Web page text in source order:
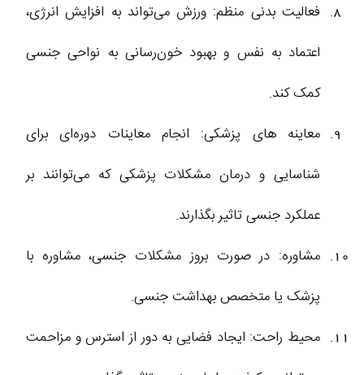
فعالیت بدنی منظم: ورزش می‌تواند به افزایش انرژی،
اعتماد به نفس و بهبود خون‌رسانی به نواحی جنسی
کمک کند.
معاینه‌ های پزشکی: انجام معاینات دوره‌ای برای
شناسایی و درمان مشکلات پزشکی که می‌توانند بر
عملکرد جنسی تاثیر بگذارند.
مشاوره: در صورت بروز مشکلات جنسی، مشاوره با
پزشک یا متخصص بهداشت جنسی.
محیط راحت: ایجاد فضایی به دور از استرس و مزاحمت